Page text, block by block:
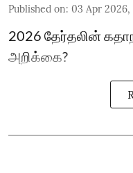
Published on: 03 Apr 2026,
2026 தேர்தலின்
அறிக்கை?